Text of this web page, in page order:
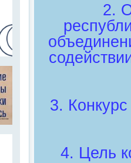
2.
3.
4. Цель